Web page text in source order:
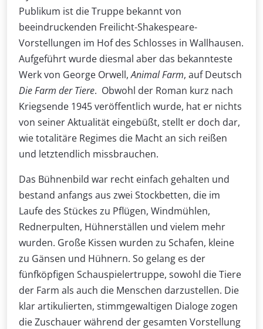
Publikum ist die Truppe bekannt von
beeindruckenden Freilicht-Shakespeare-
Vorstellungen im Hof des Schlosses in Wallhausen.
Aufgeführt wurde diesmal aber das bekannteste
Werk von George Orwell,Animal Farm, auf Deutsch
Die Farm der Tiere. Obwohl der Roman kurz nach
Kriegsende 1945 veröffentlich wurde, hat er nichts
von seiner Aktualität eingebüßt, stellt er doch dar,
wie totalitäre Regimes die Macht an sich reißen
und letztendlich missbrauchen.
Das Bühnenbild war recht einfach gehalten und
bestand anfangs aus zwei Stockbetten, die im
Laufe des Stückes zu Pflügen, Windmühlen,
Rednerpulten, Hühnerställen und vielem mehr
wurden. Große Kissen wurden zu Schafen, kleine
zu Gänsen und Hühnern. So gelang es der
fünfköpfigen Schauspielertruppe, sowohl die Tiere
der Farm als auch die Menschen darzustellen. Die
klar artikulierten, stimmgewaltigen Dialoge zogen
die Zuschauer während der gesamten Vorstellung